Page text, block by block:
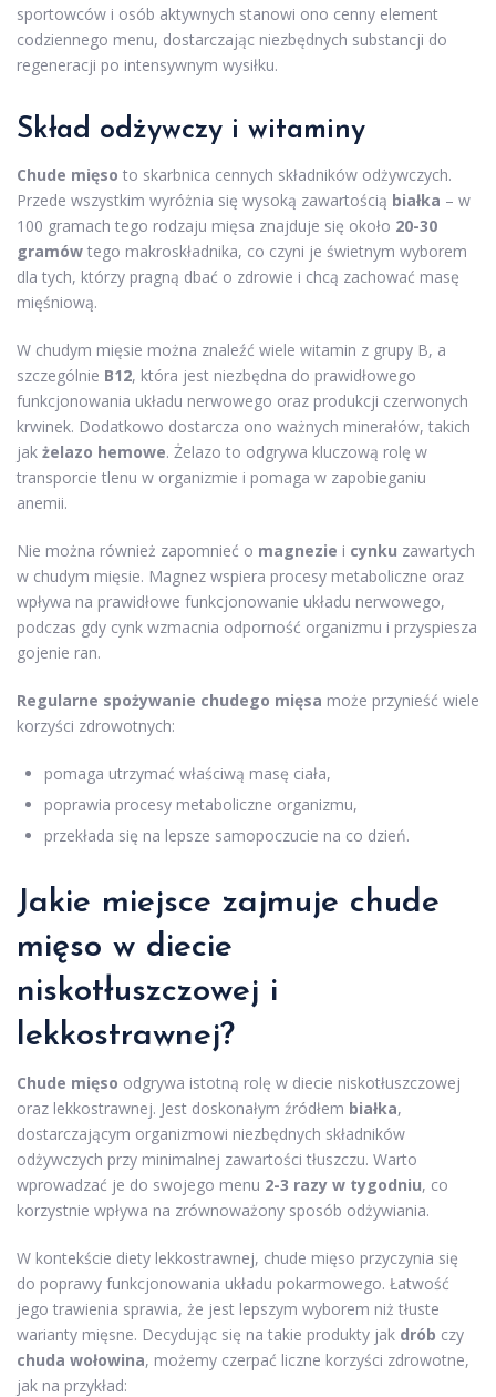
sportowców i osób aktywnych stanowi ono cenny element
codziennego menu, dostarczając niezbędnych substancji do
regeneracji po intensywnym wysiłku.
Skład odżywczy i witaminy
Chude mięso to skarbnica cennych składników odżywczych.
Przede wszystkim wyróżnia się wysoką zawartością białka – w
100 gramach tego rodzaju mięsa znajduje się około 20-30
gramów tego makroskładnika, co czyni je świetnym wyborem
dla tych, którzy pragną dbać o zdrowie i chcą zachować masę
mięśniową.
W chudym mięsie można znaleźć wiele witamin z grupy B, a
szczególnie B12, która jest niezbędna do prawidłowego
funkcjonowania układu nerwowego oraz produkcji czerwonych
krwinek. Dodatkowo dostarcza ono ważnych minerałów, takich
jak żelazo hemowe. Żelazo to odgrywa kluczową rolę w
transporcie tlenu w organizmie i pomaga w zapobieganiu
anemii.
Nie można również zapomnieć o magnezie i cynku zawartych
w chudym mięsie. Magnez wspiera procesy metaboliczne oraz
wpływa na prawidłowe funkcjonowanie układu nerwowego,
podczas gdy cynk wzmacnia odporność organizmu i przyspiesza
gojenie ran.
Regularne spożywanie chudego mięsa może przynieść wiele
korzyści zdrowotnych:
pomaga utrzymać właściwą masę ciała,
poprawia procesy metaboliczne organizmu,
przekłada się na lepsze samopoczucie na co dzień.
Jakie miejsce zajmuje chude
mięso w diecie
niskotłuszczowej i
lekkostrawnej?
Chude mięso odgrywa istotną rolę w diecie niskotłuszczowej
oraz lekkostrawnej. Jest doskonałym źródłem białka,
dostarczającym organizmowi niezbędnych składników
odżywczych przy minimalnej zawartości tłuszczu. Warto
wprowadzać je do swojego menu 2-3 razy w tygodniu, co
korzystnie wpływa na zrównoważony sposób odżywiania.
W kontekście diety lekkostrawnej, chude mięso przyczynia się
do poprawy funkcjonowania układu pokarmowego. Łatwość
jego trawienia sprawia, że jest lepszym wyborem niż tłuste
warianty mięsne. Decydując się na takie produkty jak drób czy
chuda wołowina, możemy czerpać liczne korzyści zdrowotne,
jak na przykład: